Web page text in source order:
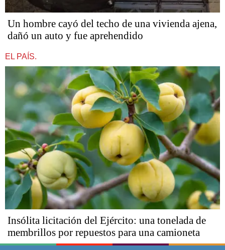
Un hombre cayó del techo de una vivienda ajena,
dañó un auto y fue aprehendido
EL PAÍS.
Insólita licitación del Ejército: una tonelada de
membrillos por repuestos para una camioneta